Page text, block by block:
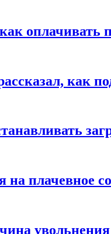
оплачивать
как
на плачевное